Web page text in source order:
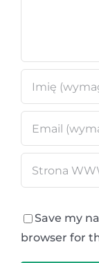
Save my
browser for